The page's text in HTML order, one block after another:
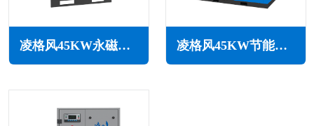
凌格风45KW永磁变频空压机HD系列 凌格风45KW节能空压机LS系列